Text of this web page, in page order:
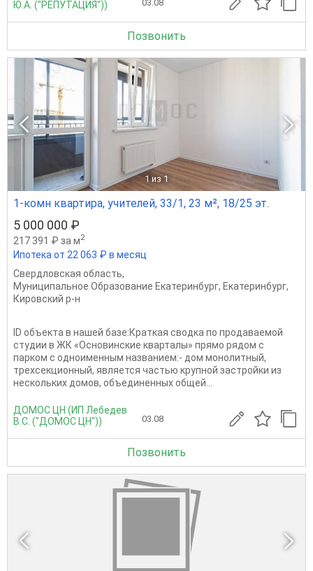
Ю.А. ("РЕПУТАЦИЯ")) 03.08
Позвонить
1 из 1
1-комн квартира, учителей, 33/1, 23 м², 18/25 эт.
5 000 000 ₽
217 391 ₽ за м2
Ипотека от 22 063 ₽ в месяц
Свердловская область,
Муниципальное Образование Екатеринбург, Екатеринбург,
Кировский р-н
ID объекта в нашей базе:Краткая сводка по продаваемой
студии в ЖК «Основинские кварталы» прямо рядом с
парком с одноименным названием:- дом монолитный,
трехсекционный, является частью крупной застройки из
нескольких домов, объединенных общей...
ДОМОС ЦН (ИП Лебедев
В.С. ("ДОМОС ЦН"))
03.08
Позвонить